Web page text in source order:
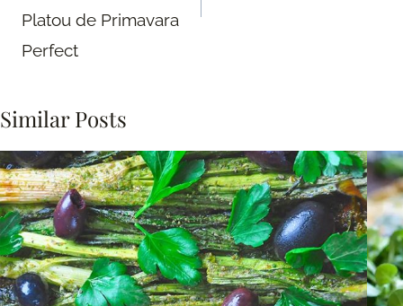
Platou de Primavara
Perfect
Similar Posts